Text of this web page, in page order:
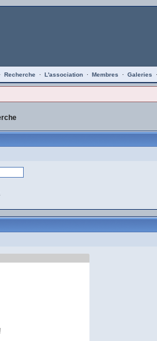
· Recherche · L'association · Membres · Galeries ·